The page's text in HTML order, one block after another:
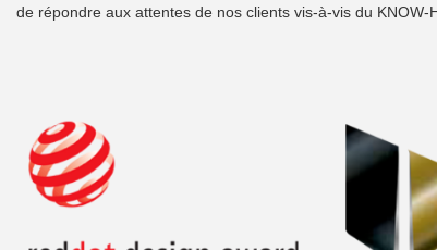
de répondre aux attentes de nos clients vis-à-vis du KNOW-